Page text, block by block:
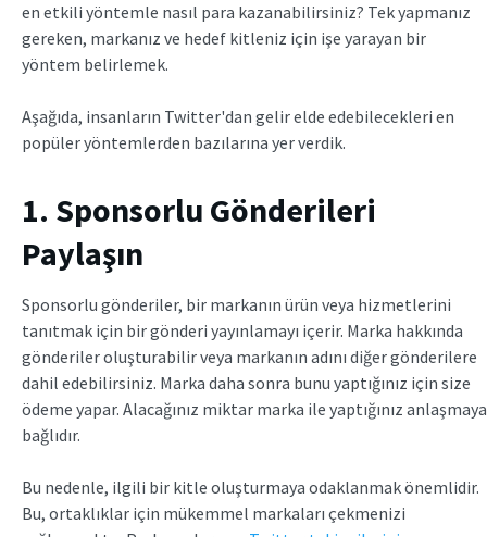
en etkili yöntemle nasıl para kazanabilirsiniz? Tek yapmanız
gereken, markanız ve hedef kitleniz için işe yarayan bir
yöntem belirlemek.
Aşağıda, insanların Twitter'dan gelir elde edebilecekleri en
popüler yöntemlerden bazılarına yer verdik.
1. Sponsorlu Gönderileri
Paylaşın
Sponsorlu gönderiler, bir markanın ürün veya hizmetlerini
tanıtmak için bir gönderi yayınlamayı içerir. Marka hakkında
gönderiler oluşturabilir veya markanın adını diğer gönderilere
dahil edebilirsiniz. Marka daha sonra bunu yaptığınız için size
ödeme yapar. Alacağınız miktar marka ile yaptığınız anlaşmaya
bağlıdır.
Bu nedenle, ilgili bir kitle oluşturmaya odaklanmak önemlidir.
Bu, ortaklıklar için mükemmel markaları çekmenizi